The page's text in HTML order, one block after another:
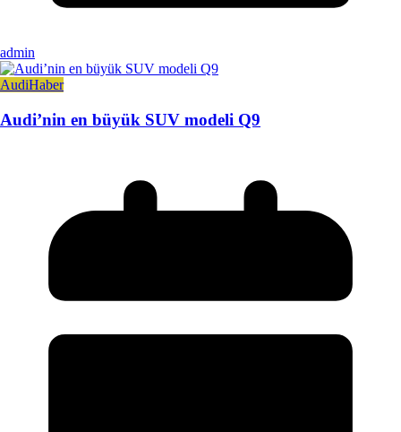
admin
AudiHaber
Audi’nin en büyük SUV modeli Q9